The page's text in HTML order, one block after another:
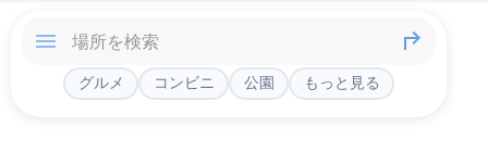
グルメ コンビニ 公園 もっと見る